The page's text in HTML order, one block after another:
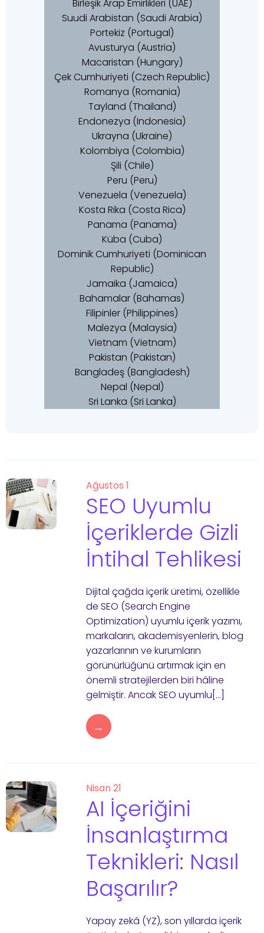
Birleşik Arap Emirlikleri (UAE)
Suudi Arabistan (Saudi Arabia)
Portekiz (Portugal)
Avusturya (Austria)
Macaristan (Hungary)
Çek Cumhuriyeti (Czech Republic)
Romanya (Romania)
Tayland (Thailand)
Endonezya (Indonesia)
Ukrayna (Ukraine)
Kolombiya (Colombia)
Şili (Chile)
Peru (Peru)
Venezuela (Venezuela)
Kosta Rika (Costa Rica)
Panama (Panama)
Küba (Cuba)
Dominik Cumhuriyeti (Dominican
Republic)
Jamaika (Jamaica)
Bahamalar (Bahamas)
Filipinler (Philippines)
Malezya (Malaysia)
Vietnam (Vietnam)
Pakistan (Pakistan)
Bangladeş (Bangladesh)
Nepal (Nepal)
Sri Lanka (Sri Lanka)
Ağustos 1
SEO Uyumlu
İçeriklerde Gizli
İntihal Tehlikesi
Dijital çağda içerik üretimi, özellikle
de SEO (Search Engine
Optimization) uyumlu içerik yazımı,
markaların, akademisyenlerin, blog
yazarlarının ve kurumların
görünürlüğünü artırmak için en
önemli stratejilerden biri hâline
gelmiştir. Ancak SEO uyumlu[…]
→
Nisan 21
AI İçeriğini
İnsanlaştırma
Teknikleri: Nasıl
Başarılır?
Yapay zekâ (YZ), son yıllarda içerik